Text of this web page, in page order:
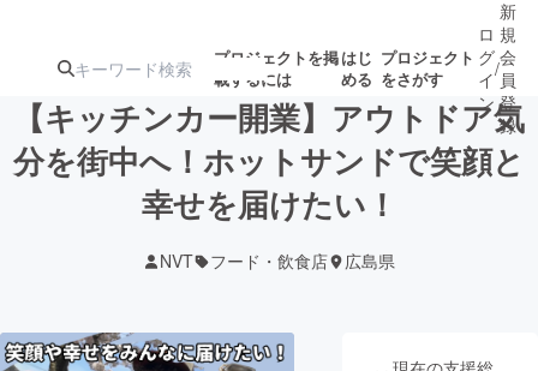
プロジェクトを掲
載するには
はじ
める
プロジェクト
をさがす
注目のリ 注目の新着プロ
ジェクト
募集終了が近いプ
ロ
グ
イ
ン
/
新
規
会
員
登
録
【キッチンカー開業】アウトドア気
分を街中へ！ホットサンドで笑顔と
幸せを届けたい！
NVT フード・飲食店 広島県